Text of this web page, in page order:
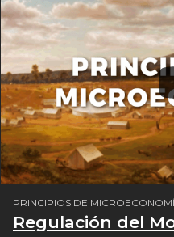
PRINCIPIOS DE
Regulación del